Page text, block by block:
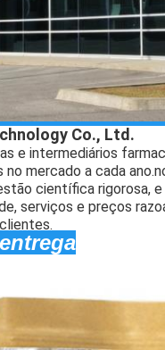
Co., Ltd.
e intermediários
mercado a cada
científica rigorosa,
serviços e preços